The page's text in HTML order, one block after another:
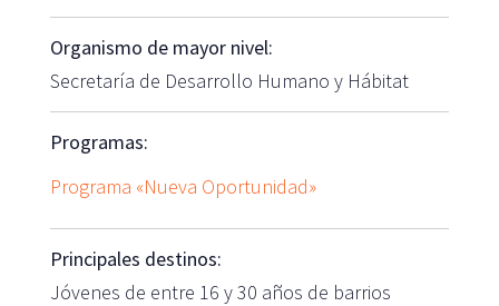
Organismo de mayor nivel:
Secretaría de Desarrollo Humano y Hábitat
Programas:
Programa «Nueva Oportunidad»
Principales destinos:
Jóvenes de entre 16 y 30 años de barrios